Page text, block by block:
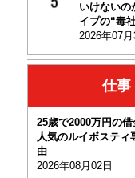
いけない
イプの“毒
2026年07月
仕事
25歳で2000万円の
人気のルイボスティ
由
2026年08月02日